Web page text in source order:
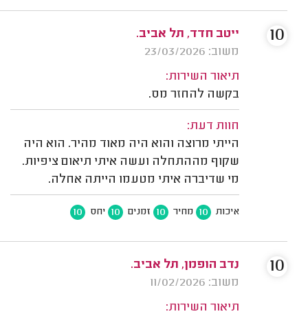
ייטב חדד, תל אביב.
משוב: 23/03/2026
תיאור השירות:
בקשה להחזר מס.
חוות דעת:
הייתי מרוצה והוא היה מאוד מהיר. הוא היה
שקוף מההתחלה ועשה איתי תיאום ציפיות.
מי שדיברה איתי מטעמו הייתה אחלה.
איכות 10 מחיר 10 זמנים 10 יחס 10
10
נדב הופמן, תל אביב.
משוב: 11/02/2026
תיאור השירות:
10